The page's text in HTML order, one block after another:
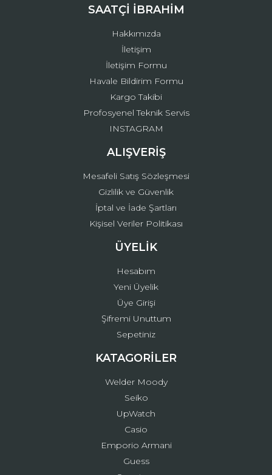
Ürün fiyatı diğer sitelerden daha pahalı.
Gönder
SAATÇİ İBRAHİM
Hakkımızda
İletişim
İletişim Formu
Havale Bildirim Formu
Kargo Takibi
Profosyenel Teknik Servis
INSTAGRAM
ALIŞVERİŞ
Mesafeli Satış Sözleşmesi
Gizlilik ve Güvenlik
İptal ve İade Şartları
Kişisel Veriler Politikası
ÜYELİK
Hesabım
Yeni Üyelik
Üye Girişi
Şifremi Unuttum
Sepetiniz
KATAGORİLER
Welder Moody
Seiko
UpWatch
Casio
Emporio Armani
Guess